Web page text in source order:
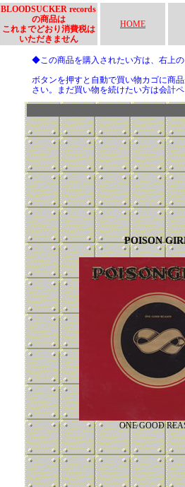
BLOODSUCKER records
の商品は
これまでどおり消費税は
いただきません
HOME
◆この商品を購入されたい方は、右上
ボタンを押すと自動で買い物カゴに商
さい。まだ買い物を続けたい方は会計
POISON
ONE GOOD